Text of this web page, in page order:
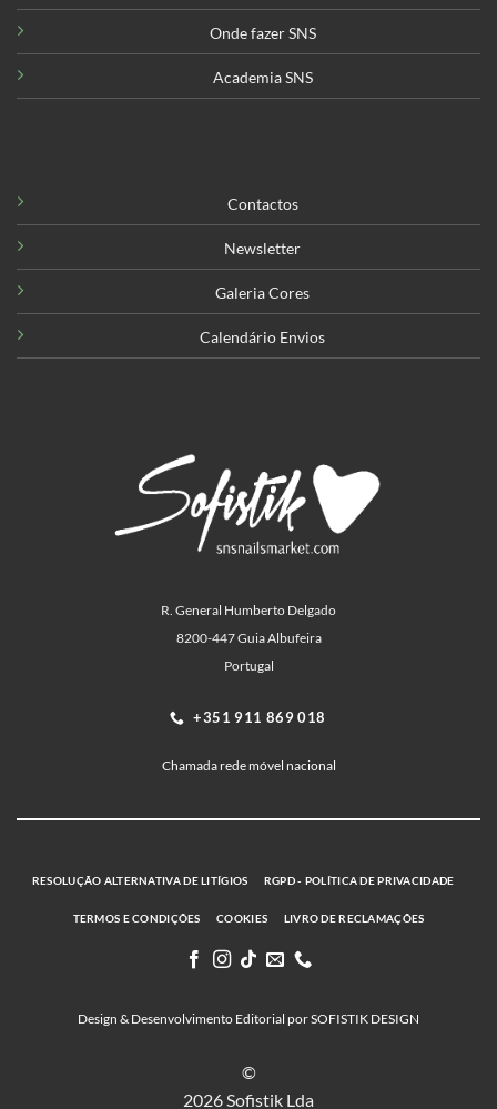
Onde fazer SNS
Academia SNS
Contactos
Newsletter
Galeria Cores
Calendário Envios
R. General Humberto Delgado
8200-447 Guia Albufeira
Portugal
+351 911 869 018
Chamada rede móvel nacional
RESOLUÇÃO ALTERNATIVA DE LITÍGIOS RGPD - POLÍTICA DE PRIVACIDADE
TERMOS E CONDIÇÕES COOKIES LIVRO DE RECLAMAÇÕES
Design & Desenvolvimento Editorial por SOFISTIK DESIGN
©
2026 Sofistik Lda